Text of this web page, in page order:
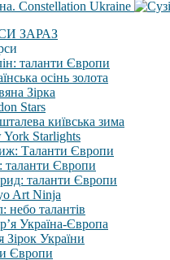
ЗАРАЗ
таланти Європи
осінь золота
Зірка
Stars
київська зима
York Starlights
Таланти Європи
таланти Європи
таланти Європи
Art Ninja
небо талантів
Україна-Європа
Зірок України
Європи